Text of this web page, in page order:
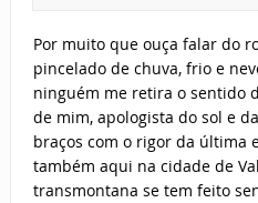
Por muito que ouça falar do
pincelado de chuva, frio e
ninguém me retira o sentido
de mim, apologista do sol e
braços com o rigor da última
também aqui na cidade de
transmontana se tem feito